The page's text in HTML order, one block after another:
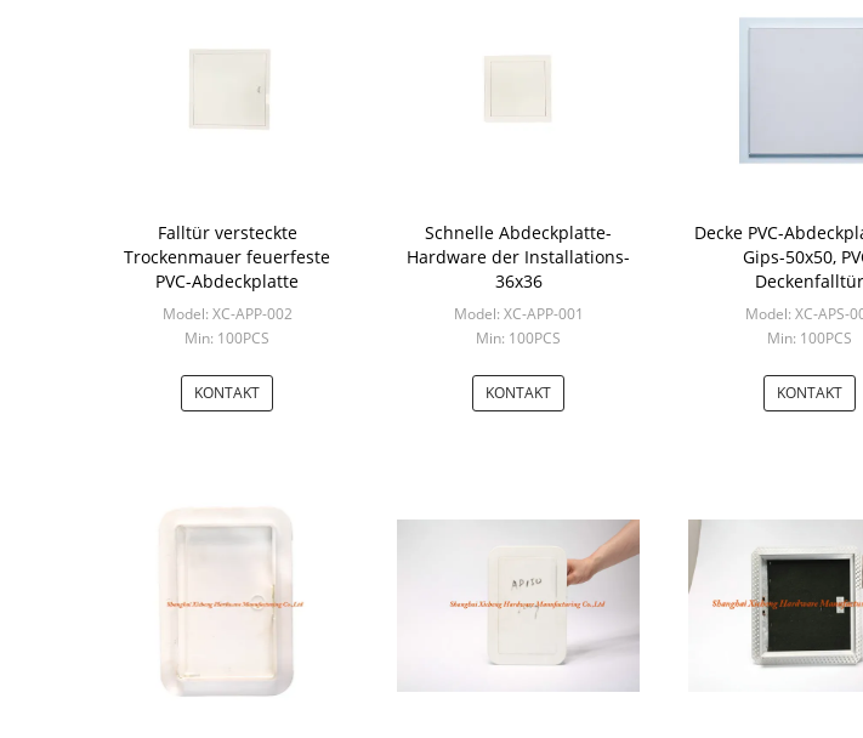
Falltür versteckte
Trockenmauer feuerfeste
PVC-Abdeckplatte
Model: XC-APP-002
Min: 100PCS
KONTAKT
Schnelle Abdeckplatte-
Hardware der Installations-
36x36
Model: XC-APP-001
Min: 100PCS
KONTAKT
Decke PVC-
Gips-50x50,
Deckenfalltür
Model: XC-APS-
Min: 100PCS
KONTAKT